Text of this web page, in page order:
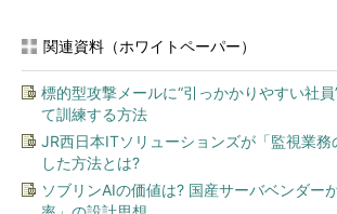
関連資料（ホワイトペーパー）
標的型攻撃メールに“引っかかりやすい社
て訓練する方法
JR西日本ITソリューションズが「監視業務
した方法とは?
ソブリンAIの価値は? 国産サーバベンダー